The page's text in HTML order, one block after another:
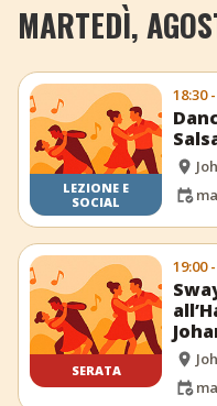
MARTEDÌ,
LEZIONE E
SOCIAL
18:30
SERATA
19:00